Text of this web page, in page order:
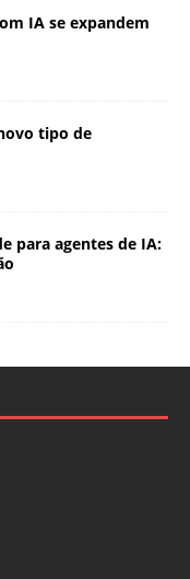
IA se expandem
tipo de
para agentes de IA: